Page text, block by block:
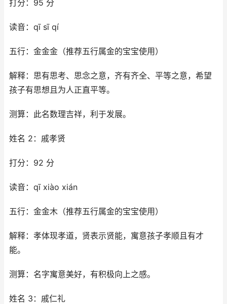
打分：95 分
读音：qī sī qí
五行：金金金（推荐五行属金的宝宝使用）
解释：思有思考、思念之意，齐有齐全、平等之意，希望
孩子有思想且为人正直平等。
测算：此名数理吉祥，利于发展。
姓名 2：戚孝贤
打分：92 分
读音：qī xiào xián
五行：金金木（推荐五行属金的宝宝使用）
解释：孝体现孝道，贤表示贤能，寓意孩子孝顺且有才
能。
测算：名字寓意美好，有积极向上之感。
姓名 3：戚仁礼